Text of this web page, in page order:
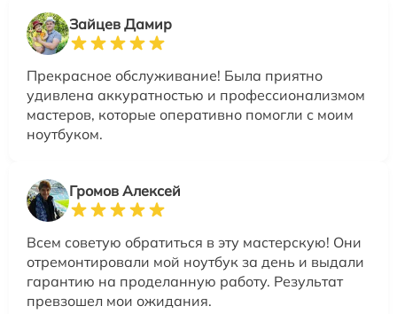
Зайцев Дамир
Прекрасное обслуживание! Была приятно
удивлена аккуратностью и профессионализмом
мастеров, которые оперативно помогли с моим
ноутбуком.
Громов Алексей
Всем советую обратиться в эту мастерскую! Они
отремонтировали мой ноутбук за день и выдали
гарантию на проделанную работу. Результат
превзошел мои ожидания.